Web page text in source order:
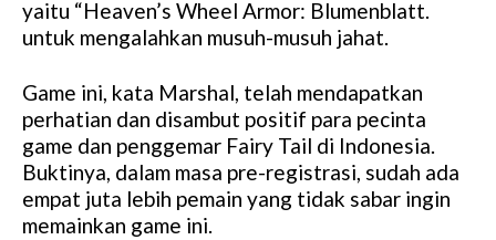
yaitu “Heaven’s Wheel Armor: Blumenblatt.
untuk mengalahkan musuh-musuh jahat.
Game ini, kata Marshal, telah mendapatkan
perhatian dan disambut positif para pecinta
game dan penggemar Fairy Tail di Indonesia.
Buktinya, dalam masa pre-registrasi, sudah ada
empat juta lebih pemain yang tidak sabar ingin
memainkan game ini.